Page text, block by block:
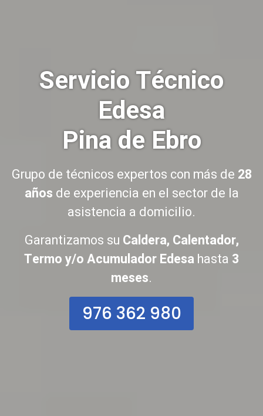
Servicio Técnico
Edesa
Pina de Ebro
Grupo de técnicos expertos con más de 28
años de experiencia en el sector de la
asistencia a domicilio.
Garantizamos su Caldera, Calentador,
Termo y/o Acumulador Edesahasta 3
meses.
976 362 980